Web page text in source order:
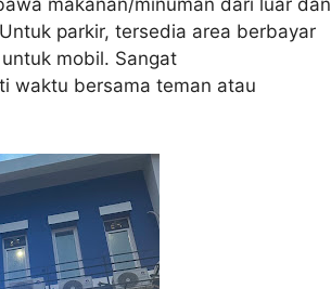
parkir, tersedia area berbayar
mobil. Sangat
waktu bersama teman atau